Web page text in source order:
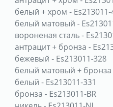
белый + хром - Es213011-
белый матовый -
вороненая сталь-
антрацит + бронза -
бежевый - Es213011-328
белый матовый + бронза
белый - Es213011-331
бронза - Es213011-BR